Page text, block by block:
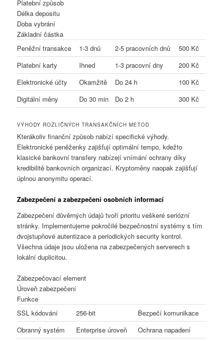
Platební způsob
Délka depositu
Doba vybrání
Základní částka
Peněžní transakce
1-3 dnů 2-5 pracovních dnů
500 Kč
Platební karty
Ihned 1-3 pracovní dny
200 Kč
Elektronické účty
Okamžitě Do 24 h
100 Kč
Digitální měny
Do 30 min Do 2 h 300 Kč
VÝHODY ROZLIČNÝCH TRANSAKČNÍCH METOD
Kterákoliv finanční způsob nabízí specifické výhody.
Elektronické peněženky zajišťují optimální tempo, kdežto
klasické bankovní transfery nabízejí vnímání ochrany díky
kredibilitě bankovních organizací. Kryptoměny naopak zajišťují
úplnou anonymitu operací.
Zabezpečení a zabezpečení osobních informací
Zabezpečení důvěrných údajů tvoří prioritu veškeré seriózní
stránky. Implementujeme pokročilé bezpečnostní systémy s tím
dvojstupňové autentizace a periodických security kontrol.
Všechna údaje jsou uložena na zabezpečených serverech s
lokální duplicitou.
Zabezpečovací element
Úroveň zabezpečení
Funkce
SSL kódování
256-bit
Bezpečí komunikace
Obranný systém
Enterprise úroveň
Ochrana napadení